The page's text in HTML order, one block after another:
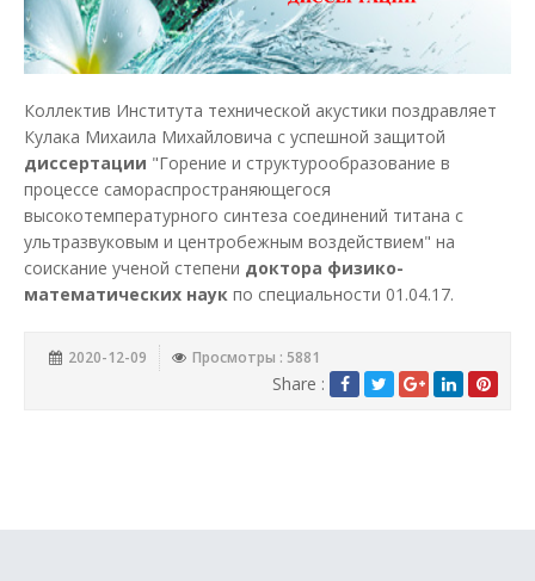
Коллектив Института технической акустики поздравляет
Кулака Михаила Михайловича с успешной защитой
диссертации "Горение и структурообразование в
процессе самораспространяющегося
высокотемпературного синтеза соединений титана с
ультразвуковым и центробежным воздействием" на
соискание ученой степени доктора физико-
математических наук по специальности 01.04.17.
2020-12-09 Просмотры : 5881
Share :